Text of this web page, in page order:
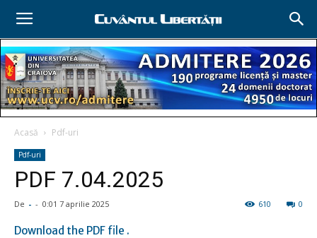
Acasă Pdf-uri
Pdf-uri
PDF 7.04.2025
De - - 0:01 7 aprilie 2025 0
610
Download the PDF file .